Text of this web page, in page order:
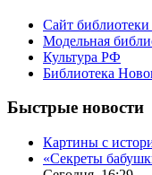
Сайт библиотеки
Модельная
Культура РФ
Библиотека
Быстрые новости
Картины с
«Секреты